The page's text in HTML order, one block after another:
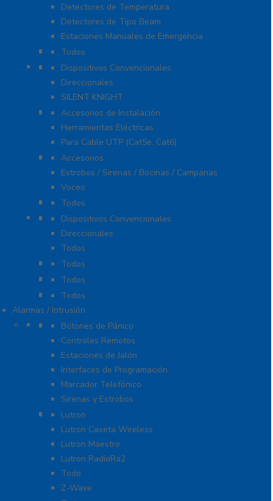
Detectores de Temperatura
Detectores de Tipo Beam
Estaciones Manuales de Emergencia
Extinción de Incendio
Todos
Fuentes de Alimentación
Dispositivos Convencionales
Direccionales
SILENT KNIGHT
Herramientas
Accesorios de Instalación
Herramientas Eléctricas
Para Cable UTP (Cat5e, Cat6)
Notificación y Voceo
Accesorios
Estrobos / Sirenas / Bocinas / Campanas
Voceo
Señalamientos
Todos
Paneles de Incendio
Dispositivos Convencionales
Direccionales
Todos
Probadores
Todos
Protección Contra Sobretensiones
Todos
Cables
Todos
Alarmas / Intrusión
Accesorios
Botones de Pánico
Controles Remotos
Estaciones de Jalón
Interfaces de Programación
Marcador Telefónico
Sirenas y Estrobos
Automatización – Casa Inteligente
Lutron
Lutron Caseta Wireless
Lutron Maestro
Lutron RadioRa2
Todo
Z-Wave